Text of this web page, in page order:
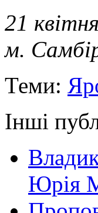
21
м.
Теми:
Інші
Юрія